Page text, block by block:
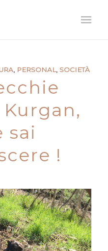
, PERSONAL, SOCIETÀ
sai
!